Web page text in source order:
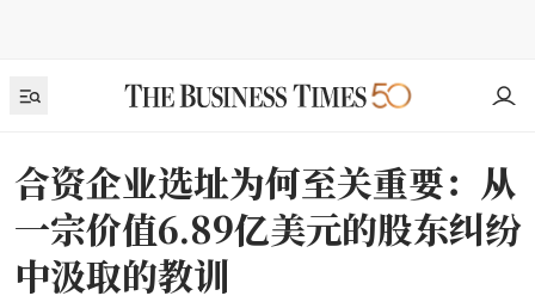
合资企业选址为何至关重要：从
一宗价值6.89亿美元的股东纠纷
中汲取的教训